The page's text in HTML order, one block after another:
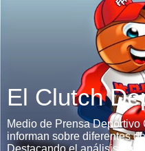
El Clutch
Medio de Prensa
informan sobre diferentes
Destacando el análisis